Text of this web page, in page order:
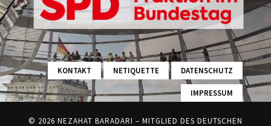
KONTAKT NETIQUETTE DATENSCHUTZ
IMPRESSUM
© 2026 NEZAHAT BARADARI – MITGLIED DES DEUTSCHEN